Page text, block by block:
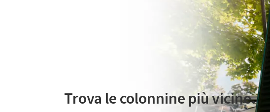
Il servizio di mobilità elettrica è gestito da Plenitude On The Road
Trova le colonnine più vicine.